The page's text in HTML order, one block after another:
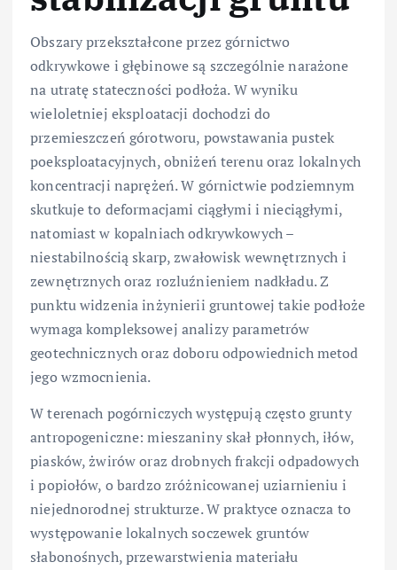
Obszary przekształcone przez górnictwo
odkrywkowe i głębinowe są szczególnie narażone
na utratę stateczności podłoża. W wyniku
wieloletniej eksploatacji dochodzi do
przemieszczeń górotworu, powstawania pustek
poeksploatacyjnych, obniżeń terenu oraz lokalnych
koncentracji naprężeń. W górnictwie podziemnym
skutkuje to deformacjami ciągłymi i nieciągłymi,
natomiast w kopalniach odkrywkowych –
niestabilnością skarp, zwałowisk wewnętrznych i
zewnętrznych oraz rozluźnieniem nadkładu. Z
punktu widzenia inżynierii gruntowej takie podłoże
wymaga kompleksowej analizy parametrów
geotechnicznych oraz doboru odpowiednich metod
jego wzmocnienia.
W terenach pogórniczych występują często grunty
antropogeniczne: mieszaniny skał płonnych, iłów,
piasków, żwirów oraz drobnych frakcji odpadowych
i popiołów, o bardzo zróżnicowanej uziarnieniu i
niejednorodnej strukturze. W praktyce oznacza to
występowanie lokalnych soczewek gruntów
słabonośnych, przewarstwienia materiału